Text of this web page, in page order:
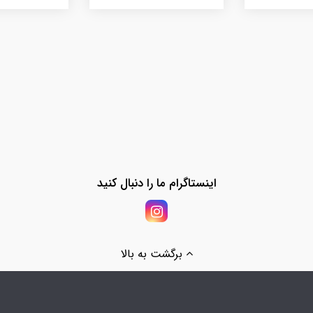
اینستاگرام ما را دنبال کنید
برگشت به بالا